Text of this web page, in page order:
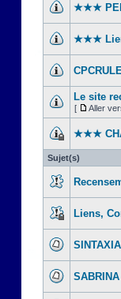
★★★
★★★
Le site
[ Aller
★★★
Sujet(s)
Liens,
SINTAXIA